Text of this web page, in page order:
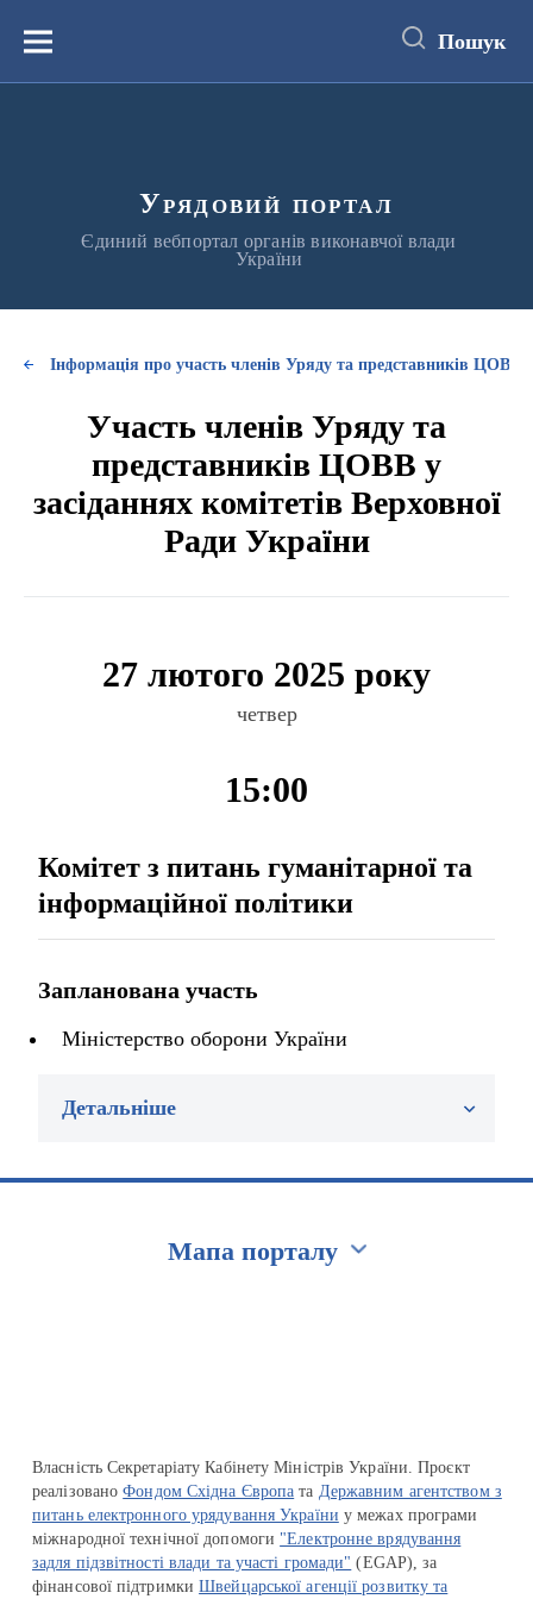
вмістуМеню Пошук
Урядовий портал
Єдиний вебпортал органів виконавчої влади
України
Інформація про участь членів Уряду та представників ЦОВВ
Участь членів Уряду та
представників ЦОВВ у
засіданнях комітетів Верховної
Ради України
27 лютого 2025 року
четвер
15:00
Комітет з питань гуманітарної та
інформаційної політики
Запланована участь
Міністерство оборони України
Детальніше
Мапа порталу
Власність Секретаріату Кабінету Міністрів України. Проєкт
реалізованоФондом Східна Європа та Державним агентством з
питань електронного урядування України у межах програми
міжнародної технічної допомоги "Електронне врядування
задля підзвітності влади та участі громади" (EGAP), за
фінансової підтримкиШвейцарської агенції розвитку та